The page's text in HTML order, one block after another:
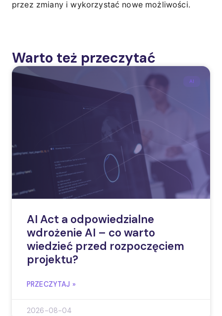
przez zmiany i wykorzystać nowe możliwości.
Warto też przeczytać
AI
AI Act a odpowiedzialne
wdrożenie AI – co warto
wiedzieć przed rozpoczęciem
projektu?
PRZECZYTAJ »
2026-08-04